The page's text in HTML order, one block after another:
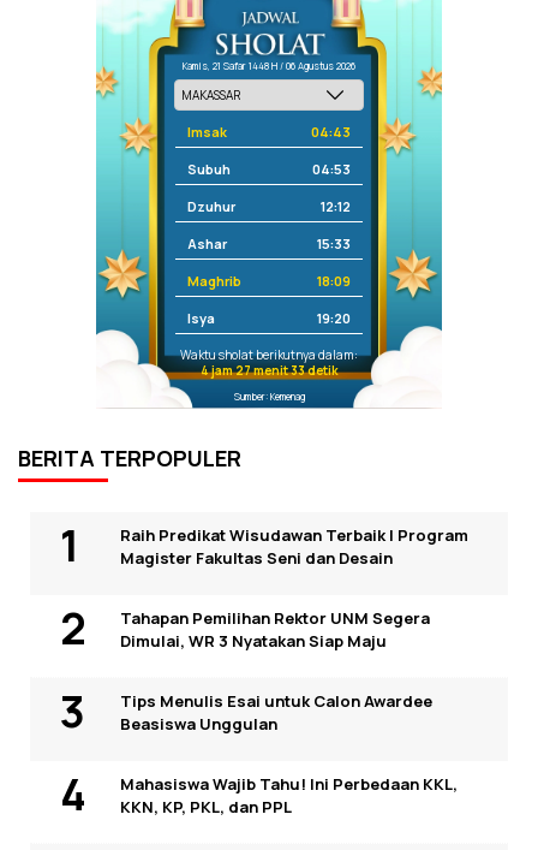
Kamis, 21 Safar 1448 H / 06 Agustus 2026
Imsak 04:43
Subuh 04:53
Dzuhur 12:12
Ashar 15:33
Maghrib 18:09
Isya 19:20
Waktu sholat berikutnya dalam:
4 jam 27 menit 33 detik
Sumber: Kemenag
BERITA TERPOPULER
Raih Predikat Wisudawan Terbaik I Program
Magister Fakultas Seni dan Desain
Tahapan Pemilihan Rektor UNM Segera
Dimulai, WR 3 Nyatakan Siap Maju
Tips Menulis Esai untuk Calon Awardee
Beasiswa Unggulan
Mahasiswa Wajib Tahu! Ini Perbedaan KKL,
KKN, KP, PKL, dan PPL